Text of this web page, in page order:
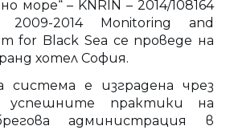
море“ – KNRIN – 2014/108164
2009-2014 Monitoring and
for Black Sea се проведе на
хотел София.
система е изградена чрез
успешните практики на
администрация в